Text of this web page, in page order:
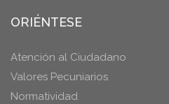
ORIÉNTESE
Atención al Ciudadano
Valores Pecuniarios
Normatividad